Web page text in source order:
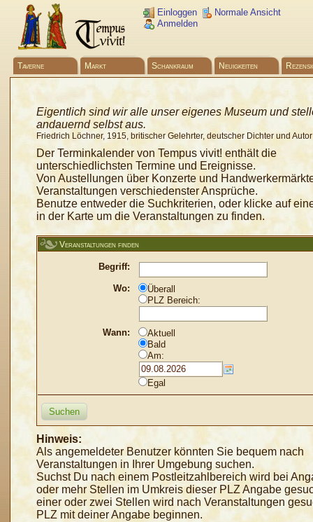
Einloggen
Anmelden
Normale Ansicht
Taverne Markt Schankraum Neuigkeiten
Eigentlich sind wir alle unser eigenes Museum und
andauernd selbst aus.
Friedrich Löchner, 1915, britischer Gelehrter, deutscher Dichter und Autor
Der Terminkalender von Tempus vivit! enthält die
unterschiedlichsten Termine und Ereignisse.
Von Austellungen über Konzerte und
Veranstaltungen verschiedenster Ansprüche.
Benutze entweder die Suchkriterien, oder klicke auf
in der Karte um die Veranstaltungen zu finden.
Veranstaltungen finden
Begriff:
Wo:
Überall
PLZ Bereich:
Wann:
Aktuell
Bald
Am:
Egal
Hinweis:
Als angemeldeter Benutzer könnten Sie bequem nach
Veranstaltungen in Ihrer Umgebung suchen.
Suchst Du nach einem Postleitzahlbereich wird bei
oder mehr Stellen im Umkreis dieser PLZ Angabe
einer oder zwei Stellen wird nach Veranstaltungen
PLZ mit deiner Angabe beginnen.